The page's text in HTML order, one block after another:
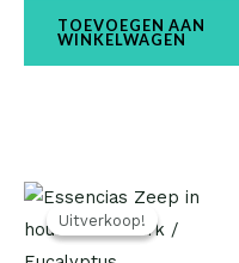
TOEVOEGEN AAN
WINKELWAGEN
Uitverkoop!
Uitverkoop!
Oorspronkelijke
prijs
was:
€ 9,95.
Huidige
prijs
is: